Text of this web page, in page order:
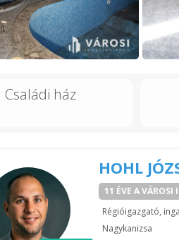
Családi ház
HOHL
11 ÉVE A
Régióigazgató,
Nagykanizsa